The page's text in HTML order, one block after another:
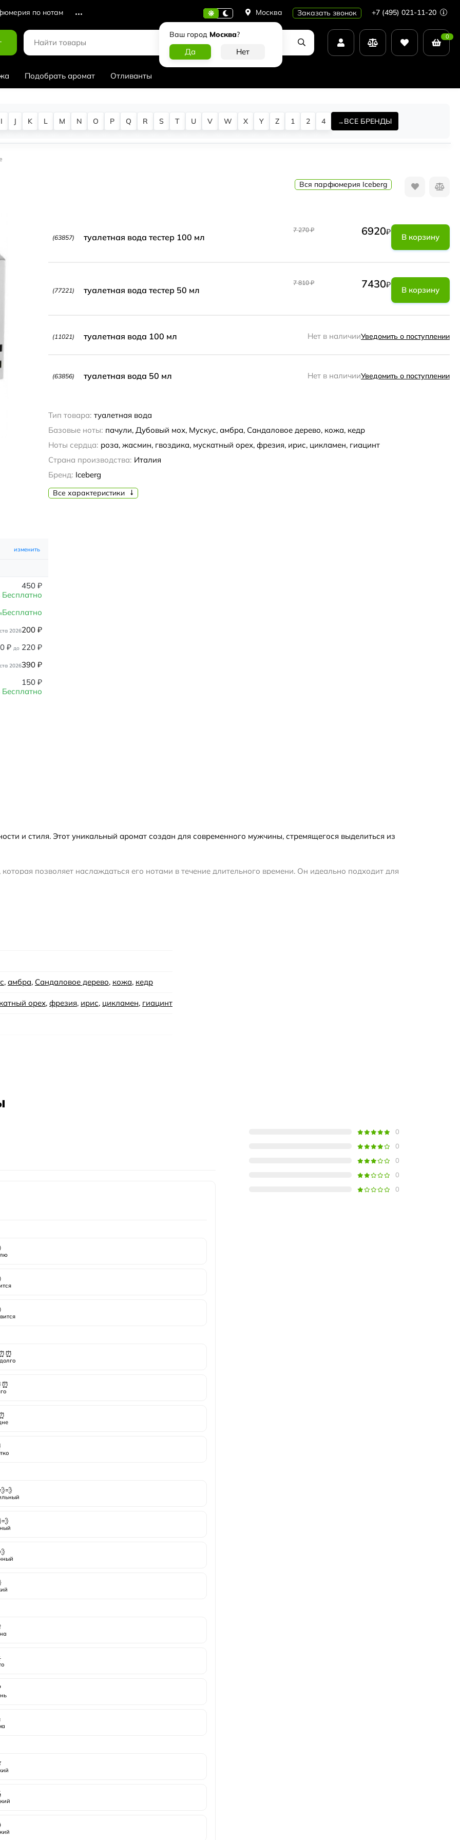
по нотам Москва
Ваш город Москва?
Заказать звонок +7 (495) 021-11-20
0
Подобрать аромат Отливанты
I J K L M N O P Q R S T U V W X Y Z 1 2 4 ВСЕ БРЕНДЫ
Вся парфюмерия Iceberg
(63857) туалетная вода тестер 100 мл
7 270₽ 6920₽
В корзину
(77221) туалетная вода тестер 50 мл
7 810₽ 7430₽
В корзину
(11021) туалетная вода 100 мл Нет в наличииУведомить о поступлении
(63856) туалетная вода 50 мл Нет в наличииУведомить о поступлении
Тип товара: туалетная вода
Базовые ноты: пачули, Дубовый мох, Мускус, амбра, Сандаловое дерево, кожа, кедр
Ноты сердца: роза, жасмин, гвоздика, мускатный орех, фрезия, ирис, цикламен, гиацинт
Страна производства: Италия
Бренд: Iceberg
Все характеристики
изменить
450 ₽
Бесплатно
Бесплатно
2026200 ₽
₽ до 220 ₽
2026390 ₽
150 ₽
Бесплатно
и стиля. Этот уникальный аромат создан для современного мужчины, стремящегося выделиться из
позволяет наслаждаться его нотами в течение длительного времени. Он идеально подходит для
уют.
подходом к дизайну и высоким качеством своих продуктов.
, амбра, Сандаловое дерево, кожа, кедр
орех, фрезия, ирис, цикламен, гиацинт
0
0
0
0
0